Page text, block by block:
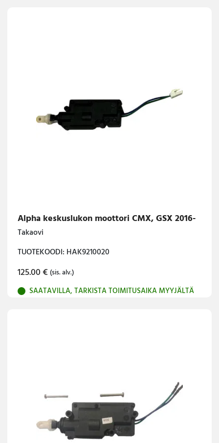
Alpha keskuslukon moottori CMX, GSX 2016-
Takaovi
TUOTEKOODI: HAK9210020
125.00€ (sis. alv.)
SAATAVILLA, TARKISTA TOIMITUSAIKA MYYJÄLTÄ